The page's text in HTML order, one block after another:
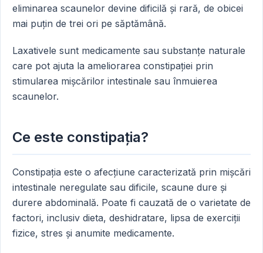
eliminarea scaunelor devine dificilă și rară, de obicei
mai puțin de trei ori pe săptămână.
Laxativele sunt medicamente sau substanțe naturale
care pot ajuta la ameliorarea constipației prin
stimularea mișcărilor intestinale sau înmuierea
scaunelor.
Ce este constipația?
Constipația este o afecțiune caracterizată prin mișcări
intestinale neregulate sau dificile, scaune dure și
durere abdominală. Poate fi cauzată de o varietate de
factori, inclusiv dieta, deshidratare, lipsa de exerciții
fizice, stres și anumite medicamente.